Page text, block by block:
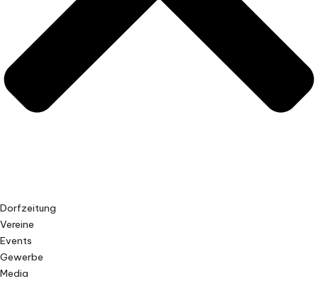
Dorfzeitung
Vereine
Events
Gewerbe
Media